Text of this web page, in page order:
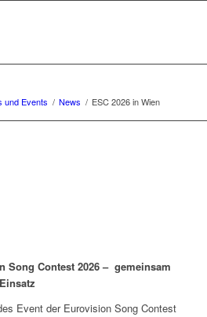
und Events / News / ESC 2026 in Wien
Song Contest 2026 – gemeinsam
Event der Eurovision Song Contest